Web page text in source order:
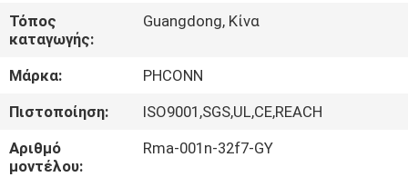
ΓΎΡΟΣ
ΕΡΓΟΣΤΑΣΊΩΝ
ΠΟΙΟΤΙΚΌΣ
ΈΛΕΓΧΟΣ
Τόπος
καταγωγής:
Guangdong, Κίνα
Μάρκα:
PHCONN
Πιστοποίηση:
ISO9001,SGS,UL,CE,REACH
Αριθμό
μοντέλου:
Rma-001n-32f7-GY